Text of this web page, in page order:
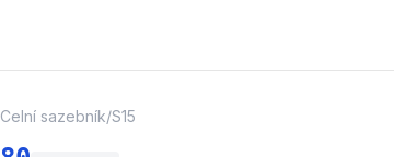
Celní sazebník/S15